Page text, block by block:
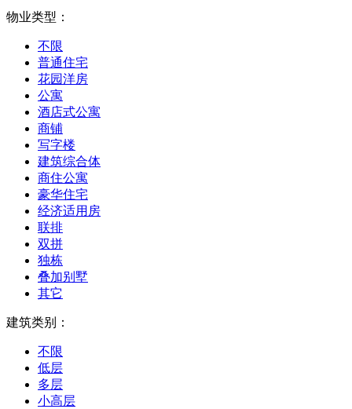
物业类型：
不限
普通住宅
花园洋房
公寓
酒店式公寓
商铺
写字楼
建筑综合体
商住公寓
豪华住宅
经济适用房
联排
双拼
独栋
叠加别墅
其它
建筑类别：
不限
低层
多层
小高层